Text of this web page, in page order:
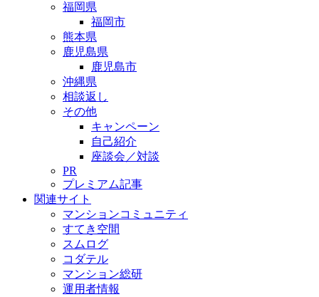
福岡県
福岡市
熊本県
鹿児島県
鹿児島市
沖縄県
相談返し
その他
キャンペーン
自己紹介
座談会／対談
PR
プレミアム記事
関連サイト
マンションコミュニティ
すてき空間
スムログ
コダテル
マンション総研
運用者情報